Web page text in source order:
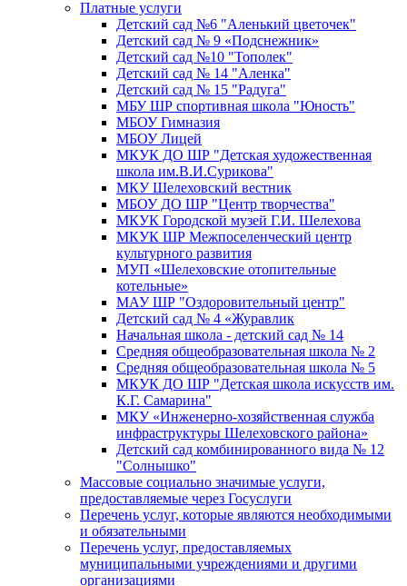
Платные услуги
Детский сад №6 "Аленький цветочек"
Детский сад № 9 «Подснежник»
Детский сад №10 "Тополек"
Детский сад № 14 "Аленка"
Детский сад № 15 "Радуга"
МБУ ШР спортивная школа "Юность"
МБОУ Гимназия
МБОУ Лицей
МКУК ДО ШР "Детская художественная
школа им.В.И.Сурикова"
МКУ Шелеховский вестник
МБОУ ДО ШР "Центр творчества"
МКУК Городской музей Г.И. Шелехова
МКУК ШР Межпоселенческий центр
культурного развития
МУП «Шелеховские отопительные
котельные»
МАУ ШР "Оздоровительный центр"
Детский сад № 4 «Журавлик
Начальная школа - детский сад № 14
Средняя общеобразовательная школа № 2
Средняя общеобразовательная школа № 5
МКУК ДО ШР "Детская школа искусств им.
К.Г. Самарина"
МКУ «Инженерно-хозяйственная служба
инфраструктуры Шелеховского района»
Детский сад комбинированного вида № 12
"Солнышко"
Массовые социально значимые услуги,
предоставляемые через Госуслуги
Перечень услуг, которые являются необходимыми
и обязательными
Перечень услуг, предоставляемых
муниципальными учреждениями и другими
организациями